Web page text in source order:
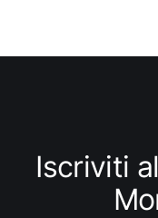
Iscriviti